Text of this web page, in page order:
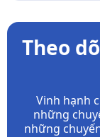
Theo
Vinh hạnh
những
những